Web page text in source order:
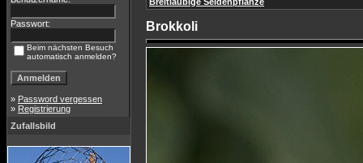
Passwort:
Beim nächsten Besuch
automatisch anmelden?
» Password vergessen
» Registrierung
Zufallsbild
Brokkoli